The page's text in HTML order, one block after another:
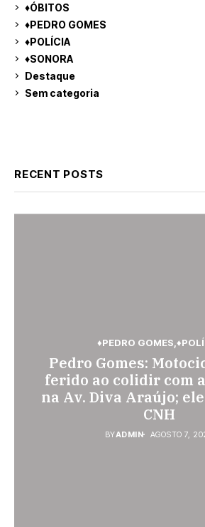
♦ÓBITOS
♦PEDRO GOMES
♦POLÍCIA
♦SONORA
Destaque
Sem categoria
RECENT POSTS
♦ESPORTES
Vini Jr. torna-se o
bem pago; veja o
AGOSTO 7,
♦PEDRO GOMES
Pedro Gomes:
ferido ao colidir com
na Av. Diva Araújo;
CNH
BYADMIN AGOSTO 7,
♦POLÍCIA
Jovem de 26 anos é
facadas em Rio
Grosso; suspeito é